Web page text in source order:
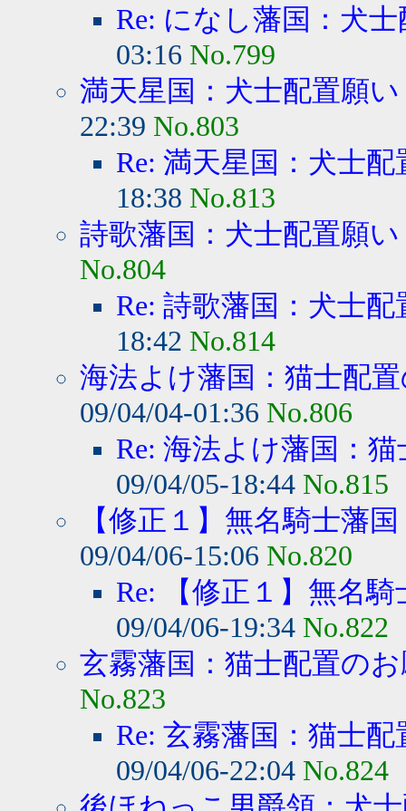
Re: になし藩国：犬
03:16 No.799
満天星国：犬士配置願い
22:39 No.803
Re: 満天星国：犬士配
18:38 No.813
詩歌藩国：犬士配置願い
No.804
Re: 詩歌藩国：犬士配
18:42 No.814
海法よけ藩国：猫士配
09/04/04-01:36 No.806
Re: 海法よけ藩国：
09/04/05-18:44 No.815
【修正１】無名騎士藩
09/04/06-15:06 No.820
Re: 【修正１】無名騎
09/04/06-19:34 No.822
玄霧藩国：猫士配置の
No.823
Re: 玄霧藩国：猫士
09/04/06-22:04 No.824